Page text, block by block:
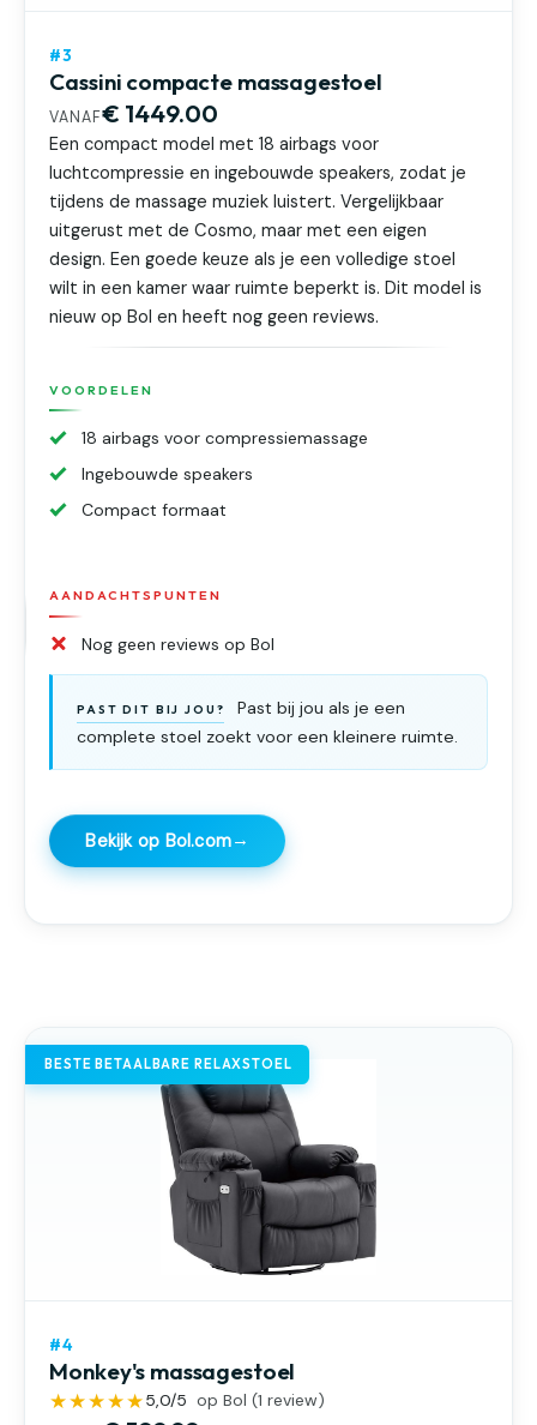
#3
Cassini compacte massagestoel
VANAF€ 1449.00
Een compact model met 18 airbags voor
luchtcompressie en ingebouwde speakers, zodat je
tijdens de massage muziek luistert. Vergelijkbaar
uitgerust met de Cosmo, maar met een eigen
design. Een goede keuze als je een volledige stoel
wilt in een kamer waar ruimte beperkt is. Dit model is
nieuw op Bol en heeft nog geen reviews.
VOORDELEN
18 airbags voor compressiemassage
Ingebouwde speakers
Compact formaat
AANDACHTSPUNTEN
Nog geen reviews op Bol
PAST DIT BIJ JOU?
Past bij jou als je een
complete stoel zoekt voor een kleinere ruimte.
Bekijk op Bol.com→
BESTE BETAALBARE RELAXSTOEL
#4
Monkey's massagestoel
★★★★★5,0/5 op Bol (1 review)